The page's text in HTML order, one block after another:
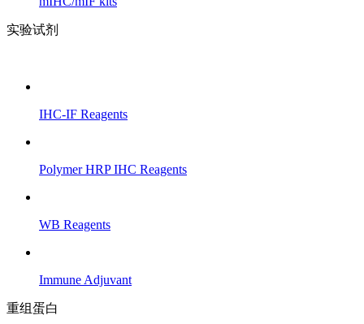
实验试剂
IHC-IF Reagents
Polymer HRP IHC Reagents
WB Reagents
Immune Adjuvant
重组蛋白